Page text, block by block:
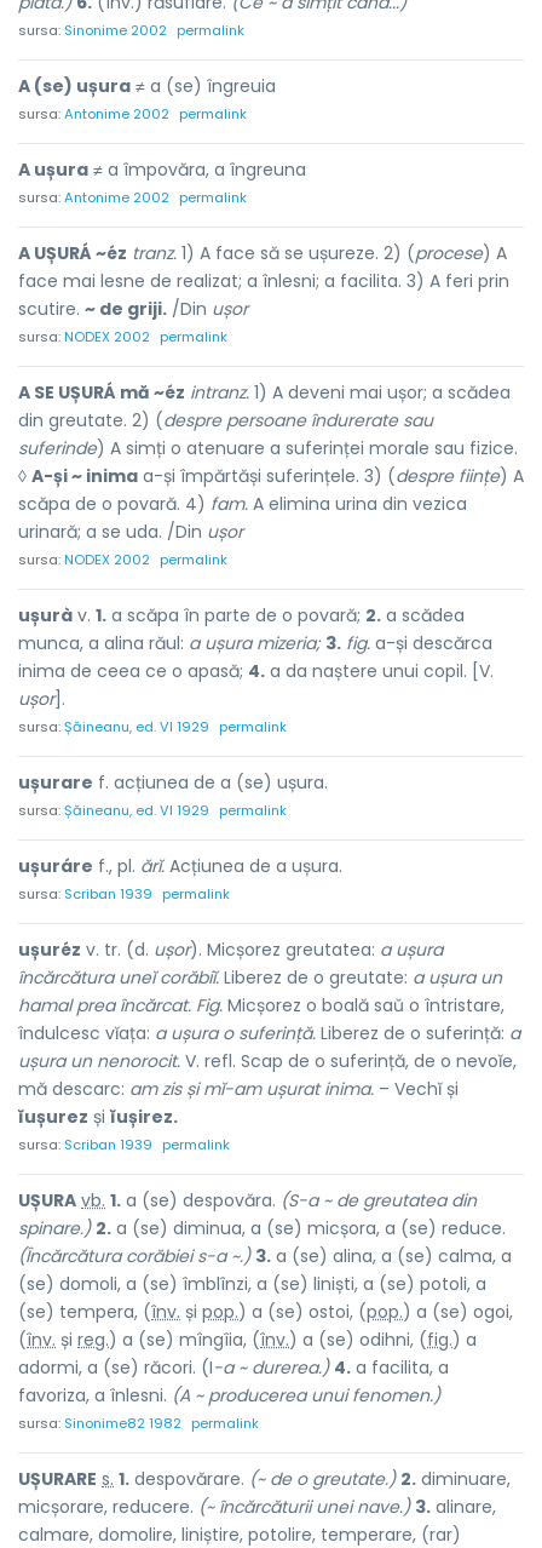
sursa: Sinonime 2002 permalink
A (se) ușura ≠ a (se) îngreuia
sursa:Antonime 2002 permalink
A ușura ≠ a împovăra, a îngreuna
sursa:Antonime 2002 permalink
A UȘURÁ ~éz tranz. 1) A face să se ușureze. 2) (procese) A
face mai lesne de realizat; a înlesni; a facilita. 3) A feri prin
scutire. ~ de griji. /Din ușor
sursa:NODEX 2002 permalink
A SE UȘURÁ mă ~éz intranz. 1) A deveni mai ușor; a scădea
din greutate. 2) (despre persoane îndurerate sau
suferinde) A simți o atenuare a suferinței morale sau fizice.
◊ A-și ~ inima a-și împărtăși suferințele. 3) (despre ființe) A
scăpa de o povară. 4) fam. A elimina urina din vezica
urinară; a se uda. /Din ușor
sursa:NODEX 2002 permalink
ușurà v. 1. a scăpa în parte de o povară; 2. a scădea
munca, a alina răul: a ușura mizeria; 3. fig. a-și descărca
inima de ceea ce o apasă; 4. a da naștere unui copil. [V.
ușor].
sursa:Șăineanu, ed. VI 1929 permalink
ușurare f. acțiunea de a (se) ușura.
sursa:Șăineanu, ed. VI 1929 permalink
ușuráre f., pl. ărĭ. Acțiunea de a ușura.
sursa: Scriban 1939 permalink
ușuréz v. tr. (d. ușor). Micșorez greutatea: a ușura
încărcătura uneĭ corăbiĭ. Liberez de o greutate: a ușura un
hamal prea încărcat. Fig. Micșorez o boală saŭ o întristare,
îndulcesc vĭața: a ușura o suferință. Liberez de o suferință: a
ușura un nenorocit. V. refl. Scap de o suferință, de o nevoĭe,
mă descarc: am zis și mĭ-am ușurat inima. – Vechĭ și
ĭușurez și ĭușirez.
sursa: Scriban 1939 permalink
UȘURA vb. 1. a (se) despovăra. (S-a ~ de greutatea din
spinare.) 2. a (se) diminua, a (se) micșora, a (se) reduce.
(Încărcătura corăbiei s-a ~.) 3. a (se) alina, a (se) calma, a
(se) domoli, a (se) îmblînzi, a (se) liniști, a (se) potoli, a
(se) tempera, (înv. și pop.) a (se) ostoi, (pop.) a (se) ogoi,
(înv. și reg.) a (se) mîngîia, (înv.) a (se) odihni, (fig.) a
adormi, a (se) răcori. (I-a ~ durerea.) 4. a facilita, a
favoriza, a înlesni. (A ~ producerea unui fenomen.)
sursa: Sinonime82 1982 permalink
UȘURARE s. 1. despovărare. (~ de o greutate.) 2. diminuare,
micșorare, reducere. (~ încărcăturii unei nave.) 3. alinare,
calmare, domolire, liniștire, potolire, temperare, (rar)